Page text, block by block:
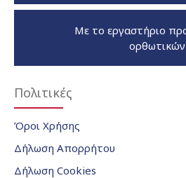
Με το εργαστήριο
ορθωτικών
Πολιτικές
Όροι Χρήσης
Δήλωση Απορρήτου
Δήλωση Cookies